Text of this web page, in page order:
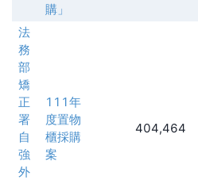
購」
法
務
部
矯
正
署
自
強
外
111年
度置物
櫃採購
案
404,464